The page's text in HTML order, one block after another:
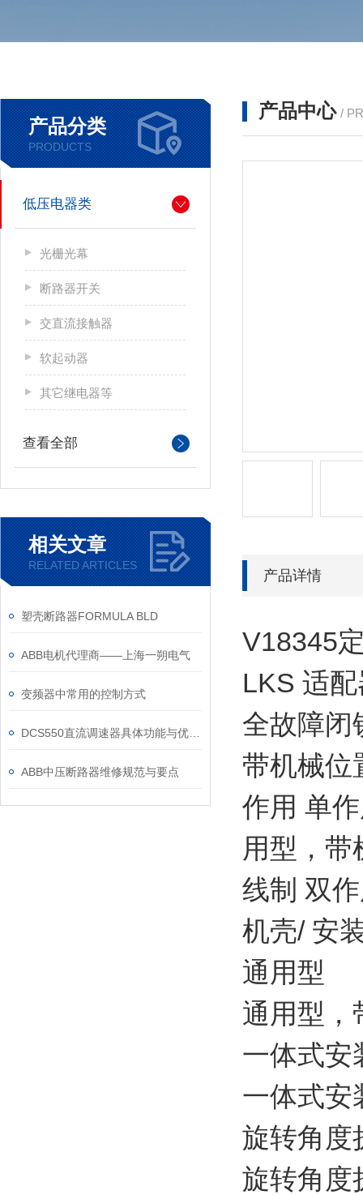
产品分类
PRODUCTS
低压电器类
光栅光幕
断路器开关
交直流接触器
软起动器
其它继电器等
查看全部
相关文章
RELATED ARTICLES
塑壳断路器FORMULA BLD
ABB电机代理商——上海一朔电气
变频器中常用的控制方式
ABB中压断路器维修规范与要点
产品中心 /
产品详情
V18345
LKS 适
全故障
带机械位
作用 单
用型，带
线制 双
机壳/ 安
通用型
通用型，
一体式安
一体式安
旋转角度
旋转角度